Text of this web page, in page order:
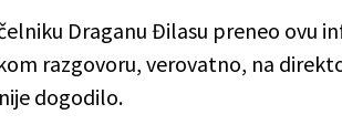
Draganu Đilasu preneo ovu
razgovoru, verovatno, na
dogodilo.